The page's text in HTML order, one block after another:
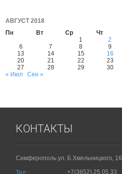
АВГУСТ 2018
Пн
Вт Ср Чт
1
2
6
7 8 9
13
14 15 16
20
21 22 23
27
28 29 30
« Июл
Сен »
КОНТАКТЫ
Симферополь ул. Б.Хмельницкого, 16
Тел : +7(3652) 25 05 33